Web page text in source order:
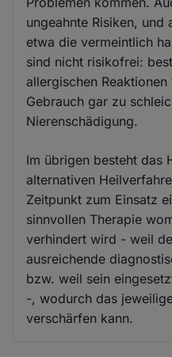
ungeahnte Risiken, und
etwa die vermeintlich
sind nicht risikofrei:
allergischen
Gebrauch gar zu
Nierenschädigung.
Im übrigen besteht das
alternativen
Zeitpunkt zum Einsatz
sinnvollen Therapie
verhindert wird - weil
ausreichende
bzw. weil sein
-, wodurch das
verschärfen kann.